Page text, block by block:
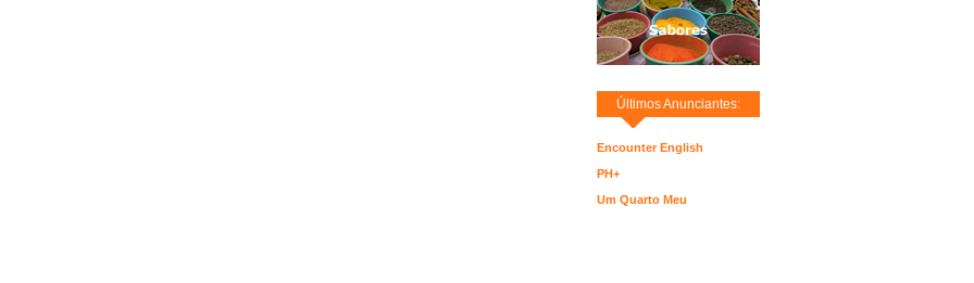
Últimos Anunciantes:
Encounter English
PH+
Um Quarto Meu